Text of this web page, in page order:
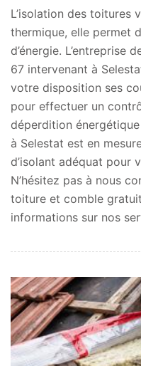
L’isolation des toitures
thermique, elle permet
d’énergie. L’entreprise
67 intervenant à
votre disposition ses
pour effectuer un
déperdition
à Selestat est en
d’isolant adéquat pour
N’hésitez pas à nous
toiture et comble
informations sur nos